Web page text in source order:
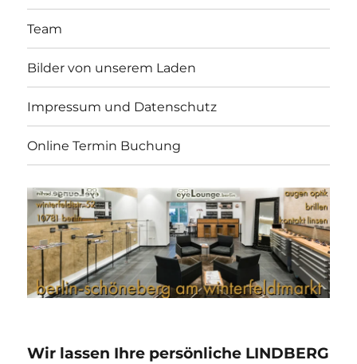
Team
Bilder von unserem Laden
Impressum und Datenschutz
Online Termin Buchung
Wir lassen Ihre persönliche LINDBERG